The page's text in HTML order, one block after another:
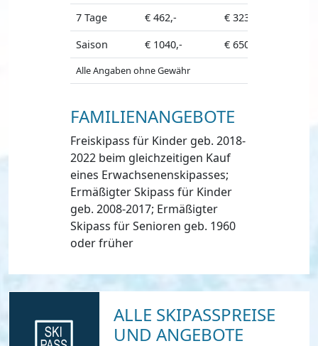
7 Tage
€ 462,- € 323,-
Saison
€ 1040,- € 650,-
Alle Angaben ohne Gewähr
FAMILIENANGEBOTE
Freiskipass für Kinder geb. 2018-
2022 beim gleichzeitigen Kauf
eines Erwachsenenskipasses;
Ermäßigter Skipass für Kinder
geb. 2008-2017; Ermäßigter
Skipass für Senioren geb. 1960
oder früher
ALLE SKIPASSPREISE
UND ANGEBOTE